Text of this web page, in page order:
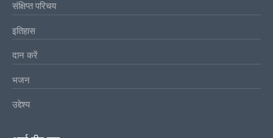
संक्षिप्त परिचय
इतिहास
दान करें
भजन
उद्देश्य